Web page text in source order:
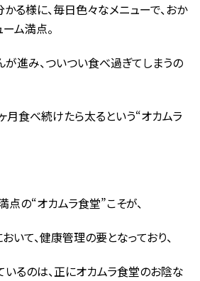
る様に、毎日色々なメニューで、おか
ム満点。
が進み、ついつい食べ過ぎてしまうの
ヶ月食べ続けたら太るという“オカムラ
点の“オカムラ食堂”こそが、
いて、健康管理の要となっており、
るのは、正にオカムラ食堂のお陰な